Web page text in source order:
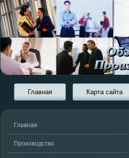
Главная Карта сайта
Главная
Производство